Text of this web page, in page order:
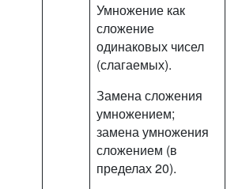
Умножение как
сложение
одинаковых чисел
(слагаемых).
Замена сложения
умножением;
замена умножения
сложением (в
пределах 20).